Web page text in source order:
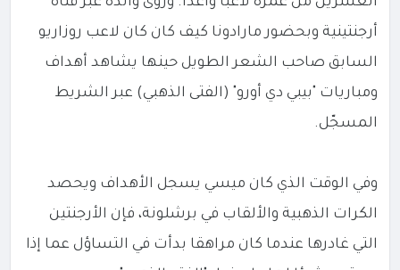
أرجنتينية وبحضور مارادونا كيف كان كان لاعب روزاريو
السابق صاحب الشعر الطويل حينها يشاهد أهداف
ومباريات "بيبي دي أورو" (الفتى الذهبي) عبر الشريط
المسجّل.
وفي الوقت الذي كان ميسي يسجل الأهداف ويحصد
الكرات الذهبية والألقاب في برشلونة، فإن الأرجنتين
التي غادرها عندما كان مراهقا بدأت في التساؤل عما إذا